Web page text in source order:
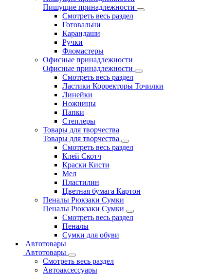
Пишущие принадлежности
Смотреть весь раздел
Готовальни
Карандаши
Ручки
Фломастеры
Офисные принадлежности
Офисные принадлежности
Смотреть весь раздел
Ластики Корректоры Точилки
Линейки
Ножницы
Папки
Степлеры
Товары для творчества
Товары для творчества
Смотреть весь раздел
Клей Скотч
Краски Кисти
Мел
Пластилин
Цветная бумага Картон
Пеналы Рюкзаки Сумки
Пеналы Рюкзаки Сумки
Смотреть весь раздел
Пеналы
Сумки для обуви
Автотовары
Автотовары
Смотреть весь раздел
Автоаксессуары